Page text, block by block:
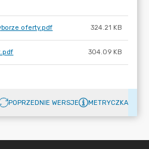
oferty.pdf 324.21 KB
304.09 KB
POPRZEDNIE WERSJE METRYCZKA